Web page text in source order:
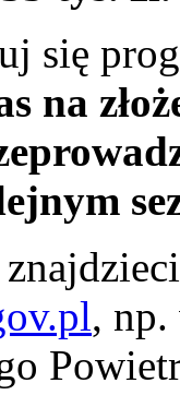
się
na
, np.